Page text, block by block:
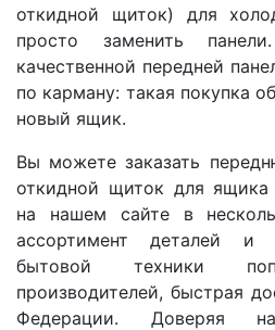
откидной щиток) для
просто заменить
качественной передней
по карману: такая покупка
новый ящик.
Вы можете заказать
откидной щиток для
на нашем сайте в
ассортимент деталей и
бытовой техники
производителей, быстрая
Федерации. Доверяя